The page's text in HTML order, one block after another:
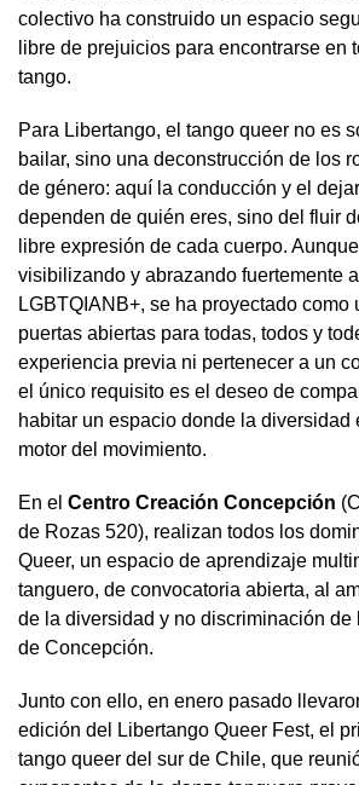
colectivo ha construido un espacio
libre de prejuicios para encontrarse en
tango.
Para Libertango, el tango queer no es
bailar, sino una deconstrucción de los
de género: aquí la conducción y el
dependen de quién eres, sino del fluir
libre expresión de cada cuerpo.
visibilizando y abrazando fuertemente
LGBTQIANB+, se ha proyectado como
puertas abiertas para todas, todos y
experiencia previa ni pertenecer a un
el único requisito es el deseo de
habitar un espacio donde la diversidad
motor del movimiento.
En el Centro Creación Concepción
de Rozas 520), realizan todos los
Queer, un espacio de aprendizaje
tanguero, de convocatoria abierta, al
de la diversidad y no discriminación de
de Concepción.
Junto con ello, en enero pasado
edición del Libertango Queer Fest, el
tango queer del sur de Chile, que